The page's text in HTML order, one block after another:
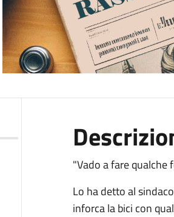
"Vado a fare qualche
Lo ha detto al
inforca la bici con